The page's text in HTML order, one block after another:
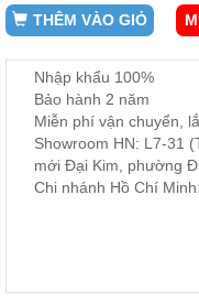
Nội
Thất
Ban
Công,
Vườn
THÊM VÀO GIỎ
Nhập khẩu 100%
Bảo hành 2 năm
Miễn phí vận chuyển,
Showroom HN: L7-31
mới Đại Kim, phường
Chi nhánh Hồ Chí